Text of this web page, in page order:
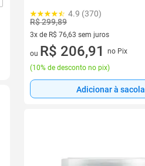
4.9 (370)
R$ 299,89
3x de R$ 76,63 sem juros
3 vez de R$ 76,63 sem juros
ou R$ 206,91
no Pix
(10% de desconto no pix)
Adicionar à sacola